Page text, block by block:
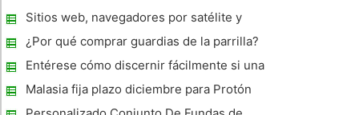
exigencias de la comunicación y los desplazamientos. Más
temprano, el precio
Sitios web, navegadores por satélite y
mapas - ¿Cuál es la mejor herramienta de
navegación de conducción
¿Por qué comprar guardias de la parrilla?
Entérese cómo discernir fácilmente si una
de dos columnas de elevación se adapte a
sus necesidades
Malasia fija plazo diciembre para Protón
Adquisición